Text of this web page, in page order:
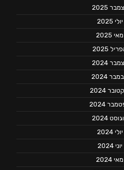
2025
יולי 2025
מאי 2025
2025
2024
2024
2024
2024
2024
יולי 2024
יוני 2024
מאי 2024